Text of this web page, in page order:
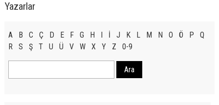
Yazarlar
A B C Ç D E F G H İ J K L M N O Ö P
Q
R
S Ş T U Ü V W X Y Z 0-9